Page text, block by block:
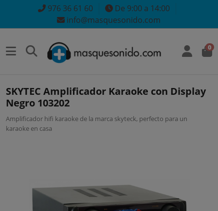
976 36 61 60
De 9:00 a 14:00
info@masquesonido.com
0
SKYTEC Amplificador Karaoke con Display
Negro 103202
Amplificador hifi karaoke de la marca skyteck, perfecto para un
karaoke en casa